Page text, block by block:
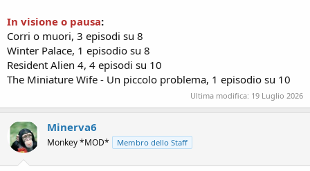
In visione o pausa:
Corri o muori, 3 episodi su 8
Winter Palace, 1 episodio su 8
Resident Alien 4, 4 episodi su 10
The Miniature Wife - Un piccolo problema, 1 episodio su 10
Ultima modifica: 19 Luglio 2026
Minerva6
Monkey *MOD* Membro dello Staff